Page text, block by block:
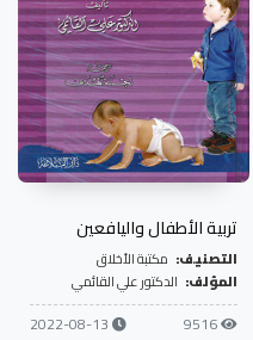
تربية الأطفال واليافعين
التصنيف: مكتبة الأخلاق
المؤلف: الدكتور علي القائمي
9516
2022-08-13